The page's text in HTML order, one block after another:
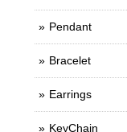
Pendant
Bracelet
Earrings
KeyChain